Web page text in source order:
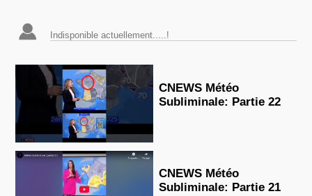
CNEWS Météo
Subliminale: Partie 22
CNEWS Météo
Subliminale: Partie 21